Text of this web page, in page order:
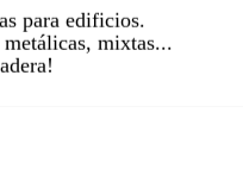
para edificios.
mixtas...
pensada por
arquitectos.